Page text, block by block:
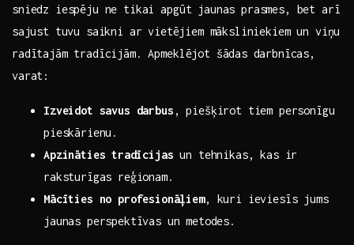
sniedz iespēju ne tikai apgūt jaunas prasmes, bet arī
⁤sajust tuvu saikni ar⁢ vietējiem māksliniekiem un viņu
radītajām tradīcijām. ​Apmeklējot šādas⁢ darbnīcas,
varat:
Izveidot savus darbus , piešķirot tiem‍ personīgu
pieskārienu.
Apzināties⁣ tradīcijas un tehnikas, kas ir
raksturīgas reģionam.
Mācīties no profesionāļiem, kuri ieviesīs jums
jaunas perspektīvas un⁢ metodes.